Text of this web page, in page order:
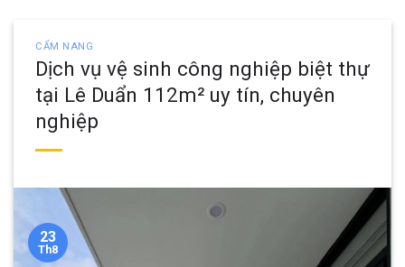
CẨM NANG
Dịch vụ vệ sinh công nghiệp biệt thự
tại Lê Duẩn 112m² uy tín, chuyên
nghiệp
23
Th8